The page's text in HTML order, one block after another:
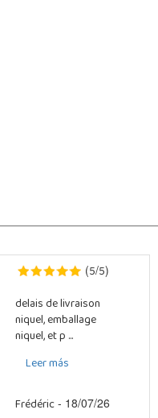
(5/5)
delais de livraison
niquel, emballage
niquel, et p ...
Leer más
Frédéric- 18/07/26